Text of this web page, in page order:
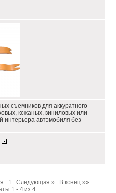
съемников для аккуратного
кожаных, виниловых или
интерьера автомобиля без
1 Следующая »
В конец »»
1 - 4 из 4